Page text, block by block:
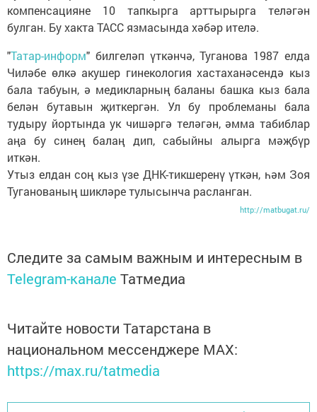
компенсацияне 10 тапкырга арттырырга теләгән
булган. Бу хакта ТАСС язмасында хәбәр ителә.
"Татар-информ" билгеләп үткәнчә, Туганова 1987 елда
Чиләбе өлкә акушер гинекология хастаханәсендә кыз
бала табуын, ә медикларның баланы башка кыз бала
белән бутавын җиткергән. Ул бу проблеманы бала
тудыру йортында ук чишәргә теләгән, әмма табиблар
аңа бу синең балаң дип, сабыйны алырга мәҗбүр
иткән.
Утыз елдан соң кыз үзе ДНК-тикшеренү үткән, һәм Зоя
Туганованың шикләре тулысынча расланган.
http://matbugat.ru/
Следите за самым важным и интересным в
Telegram-канале Татмедиа
Читайте новости Татарстана в
национальном мессенджере MАХ:
https://max.ru/tatmedia